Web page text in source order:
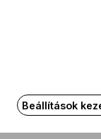
Beállítások